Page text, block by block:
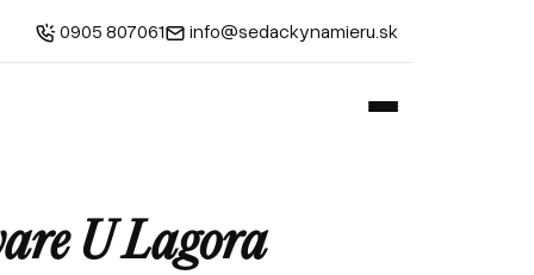
0905 807061 info@sedackynamieru.sk
U Lagora